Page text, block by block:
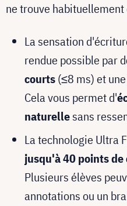
ne trouve
La sensation
rendue possible par
courts(≤8 ms) et
Cela vous permet d'
naturellesans
La technologie Ultra
jusqu'à 40 points
Plusieurs élèves
annotations ou un